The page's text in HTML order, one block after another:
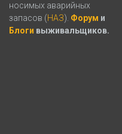
носимых аварийных
запасов (НАЗ). Форум и
Блоги выживальщиков.